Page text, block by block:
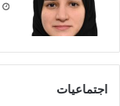
اجتماعيات